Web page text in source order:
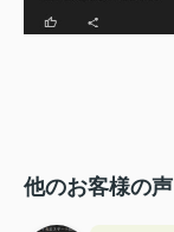
他のお客様の